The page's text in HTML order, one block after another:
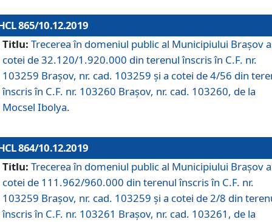
865/10.12.2019
Titlu: Trecerea în domeniul public al Municipiului Braşov a
cotei de 32.120/1.920.000 din terenul înscris în C.F. nr.
103259 Brașov, nr. cad. 103259 și a cotei de 4/56 din
înscris în C.F. nr. 103260 Brașov, nr. cad. 103260, de la
Mocsel Ibolya.
864/10.12.2019
Titlu: Trecerea în domeniul public al Municipiului Braşov a
cotei de 111.962/960.000 din terenul înscris în C.F. nr.
103259 Brașov, nr. cad. 103259 și a cotei de 2/8 din
înscris în C.F. nr. 103261 Brașov, nr. cad. 103261, de la